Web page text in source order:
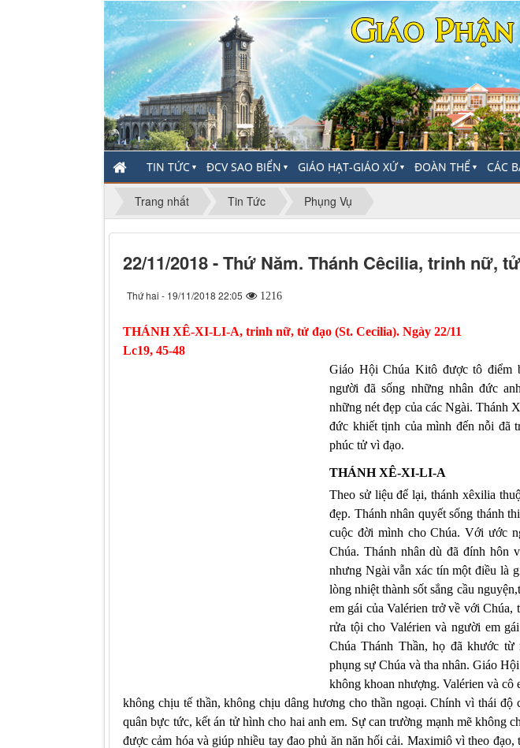
TIN TỨC ▼ ĐCV SAO BIỂN ▼ GIÁO HẠT-GIÁO XỨ▼ ĐOÀN THỂ ▼ CÁC
Trang nhất Tin Tức Phụng Vụ
22/11/2018 - Thứ Năm. Thánh Cêcilia, trinh nữ,
Thứ hai - 19/11/2018 22:05 1216
THÁNH XÊ-XI-LI-A, trinh nữ, tử đạo (St. Cecilia). Ngày 22/11
Lc19, 45-48
Giáo Hội Chúa Kitô được tô điểm
người đã sống những nhân đức
những nét đẹp của các Ngài. Thánh
đức khiết tịnh của mình đến nỗi đã
phúc tử vì đạo.
THÁNH XÊ-XI-LI-A
Theo sử liệu để lại, thánh xêxilia
đẹp. Thánh nhân quyết sống thánh
cuộc đời mình cho Chúa. Với ước
Chúa. Thánh nhân dù đã đính hôn
nhưng Ngài vẫn xác tín một điều là
lòng nhiệt thành sốt sắng cầu
em gái của Valérien trở về với
rửa tội cho Valérien và người em
Chúa Thánh Thần, họ đã khước
phụng sự Chúa và tha nhân. Giáo
không khoan nhượng. Valérien và cô
không chịu tế thần, không chịu dâng hương cho thần ngoại. Chính vì thái độ
quân bực tức, kết án tử hình cho hai anh em. Sự can trường mạnh mẽ không
được cảm hóa và giúp nhiều tay đao phủ ăn năn hối cải. Maximiô vì theo